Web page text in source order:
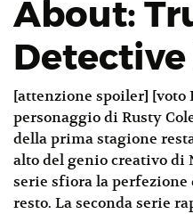
About:
Detective
[attenzione spoiler]
personaggio di Rusty
della prima stagione
alto del genio creativo di
serie sfiora la
resto. La seconda serie